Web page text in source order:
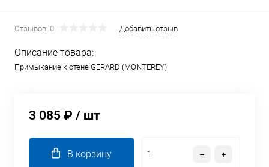
Отзывов: 0 Добавить отзыв
Описание товара:
Примыкание к стене GERARD (MONTEREY)
3 085 ₽ / шт
В корзину